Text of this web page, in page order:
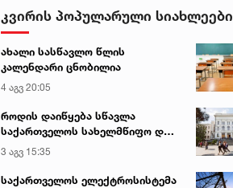
კვირის პოპულარული სიახლეები
ახალი სასწავლო წლის
კალენდარი ცნობილია
4 აგვ 20:05
როდის დაიწყება სწავლა
საქართველოს სახელმწიფო და
კერძო უნივერსიტეტებში
3 აგვ 15:35
საქართველოს ელექტროსისტემა